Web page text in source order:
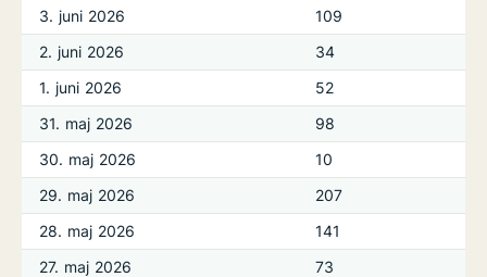
3. juni 2026
109
2. juni 2026
34
1. juni 2026
52
31. maj 2026
98
30. maj 2026
10
29. maj 2026
207
28. maj 2026
141
27. maj 2026
73